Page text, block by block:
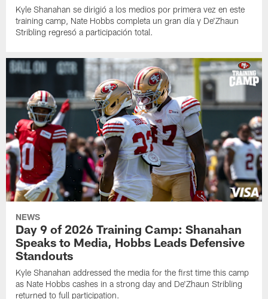
Kyle Shanahan se dirigió a los medios por primera vez en este
training camp, Nate Hobbs completa un gran día y De'Zhaun
Stribling regresó a participación total.
NEWS
Day 9 of 2026 Training Camp: Shanahan
Speaks to Media, Hobbs Leads Defensive
Standouts
Kyle Shanahan addressed the media for the first time this camp
as Nate Hobbs cashes in a strong day and De'Zhaun Stribling
returned to full participation.